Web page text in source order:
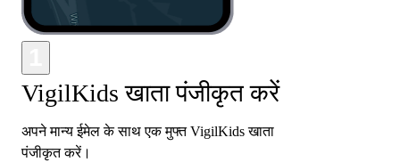
VigilKids खाता पंजीकृत करें
अपने मान्य ईमेल के साथ एक मुफ्त VigilKids खाता
पंजीकृत करें।